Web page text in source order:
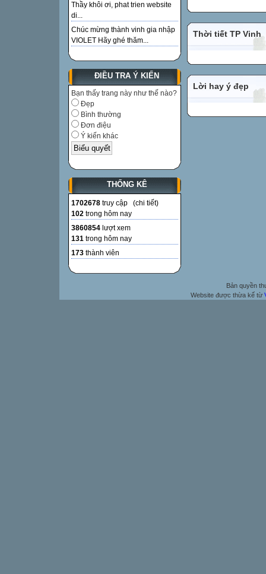
Thầy khôi ơi, phat trien website
di...
Chúc mừng thành vinh gia nhập
VIOLET Hãy ghé thăm...
ĐIỀU TRA Ý KIẾN
Bạn thấy trang này như thế nào?
Đẹp
Bình thường
Đơn điệu
Ý kiến khác
THỐNG KÊ
1702678 truy cập (chi tiết)
102 trong hôm nay
3860854 lượt xem
131 trong hôm nay
173 thành viên
Thời tiết TP Vinh
Lời hay ý đẹp
Bản quyền
Website được thừa kế từ